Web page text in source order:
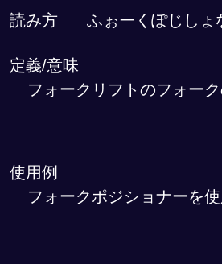
読み方 ふぉーくぽじしょ
定義/意味
フォークリフトのフォー
使用例
フォークポジショナーを